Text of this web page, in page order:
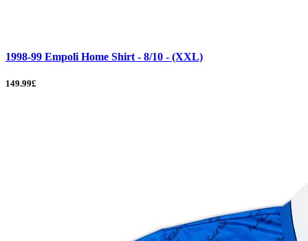
1998-99 Empoli Home Shirt - 8/10 - (XXL)
149.99£